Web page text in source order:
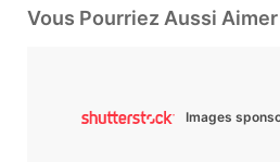
Vous Pourriez Aussi Aimer
Images